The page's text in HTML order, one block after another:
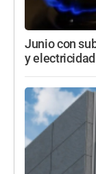
Junio con
y